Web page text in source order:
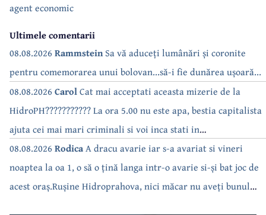
agent economic
Ultimele comentarii
08.08.2026 RammsteinSa vă aduceți lumânări și coronite
pentru comemorarea unui bolovan...să-i fie dunărea ușoară...
08.08.2026 CarolCat mai acceptati aceasta mizerie de la
HidroPH??????????? La ora 5.00 nu este apa, bestia capitalista
ajuta cei mai mari criminali si voi inca stati in
case???????????????
08.08.2026 RodicaA dracu avarie iar s-a avariat si vineri
noaptea la oa 1, o să o țină langa intr-o avarie si-și bat joc de
acest oraș.Rușine Hidroprahova, nici măcar nu aveți bunul